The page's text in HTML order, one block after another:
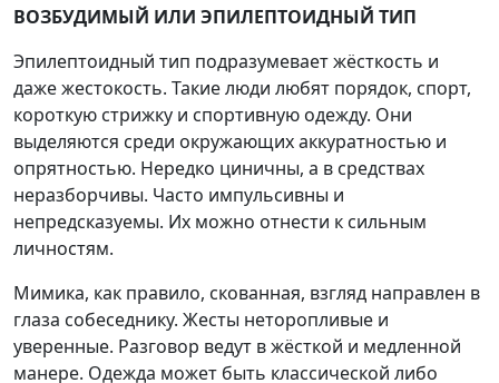
ВОЗБУДИМЫЙ ИЛИ ЭПИЛЕПТОИДНЫЙ ТИП
Эпилептоидный тип подразумевает жёсткость и
даже жестокость. Такие люди любят порядок, спорт,
короткую стрижку и спортивную одежду. Они
выделяются среди окружающих аккуратностью и
опрятностью. Нередко циничны, а в средствах
неразборчивы. Часто импульсивны и
непредсказуемы. Их можно отнести к сильным
личностям.
Мимика, как правило, скованная, взгляд направлен в
глаза собеседнику. Жесты неторопливые и
уверенные. Разговор ведут в жёсткой и медленной
манере. Одежда может быть классической либо